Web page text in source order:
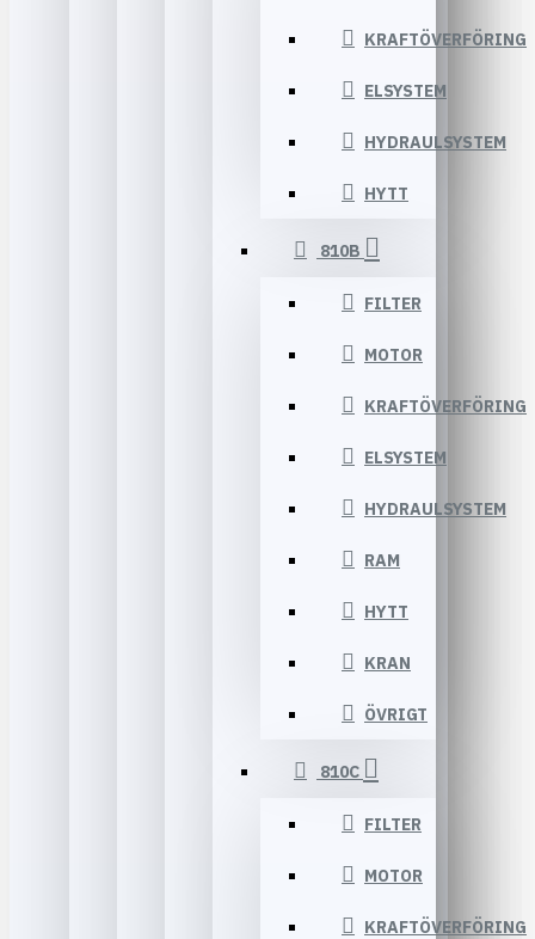
KRAFTÖVERFÖRING
ELSYSTEM
HYDRAULSYSTEM
HYTT
810B
FILTER
MOTOR
KRAFTÖVERFÖRING
ELSYSTEM
HYDRAULSYSTEM
RAM
HYTT
KRAN
ÖVRIGT
810C
FILTER
MOTOR
KRAFTÖVERFÖRING